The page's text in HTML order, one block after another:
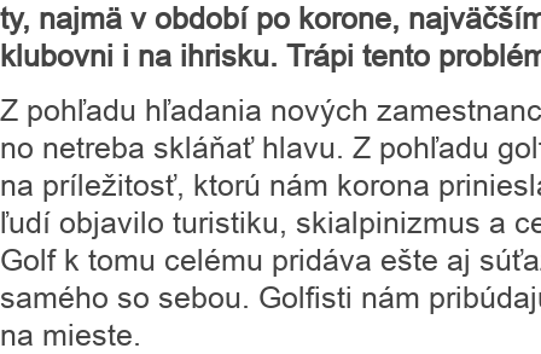
ty, najmä v období po korone,
klubovni i na ihrisku. Trápi tento
Z pohľadu hľadania nových
no netreba skláňať hlavu. Z pohľadu
na príležitosť, ktorú nám korona
ľudí objavilo turistiku, skialpinizmus a
Golf k tomu celému pridáva ešte aj
samého so sebou. Golfisti nám
na mieste.